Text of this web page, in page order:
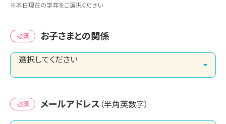
※本日現在の学年をご選択ください
必須 お子さまとの関係
必須 メールアドレス （半角英数字）